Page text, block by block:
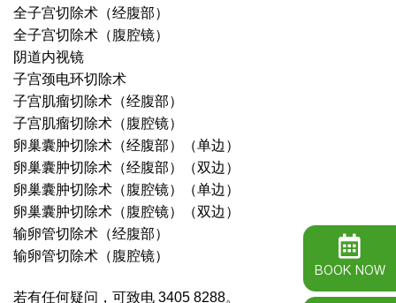
全子宫切除术（经腹部）
全子宫切除术（腹腔镜）
阴道内视镜
子宫颈电环切除术
子宫肌瘤切除术（经腹部）
子宫肌瘤切除术（腹腔镜）
卵巢囊肿切除术（经腹部）（单边）
卵巢囊肿切除术（经腹部）（双边）
卵巢囊肿切除术（腹腔镜）（单边）
卵巢囊肿切除术（腹腔镜）（双边）
输卵管切除术（经腹部）
输卵管切除术（腹腔镜）
若有任何疑问，可致电 3405 8288。
BOOK NOW